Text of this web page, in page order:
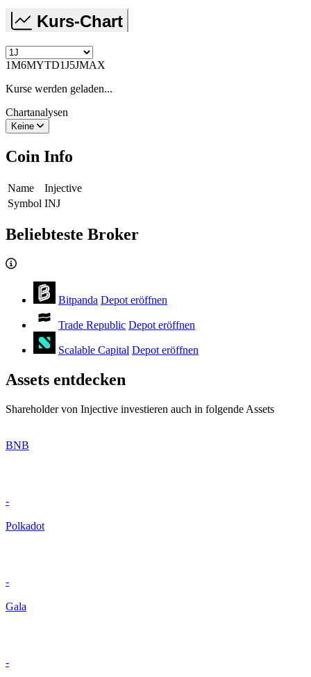
Kurs-Chart
1M6MYTD1J5JMAX
Kurse werden geladen...
Chartanalysen
Keine
Coin Info
Name
Injective
Symbol INJ
Beliebteste Broker
Bitpanda Depot eröffnen
Trade Republic Depot eröffnen
Scalable Capital Depot eröffnen
Assets entdecken
Shareholder von Injective investieren auch in folgende Assets
BNB
-
Polkadot
-
Gala
-